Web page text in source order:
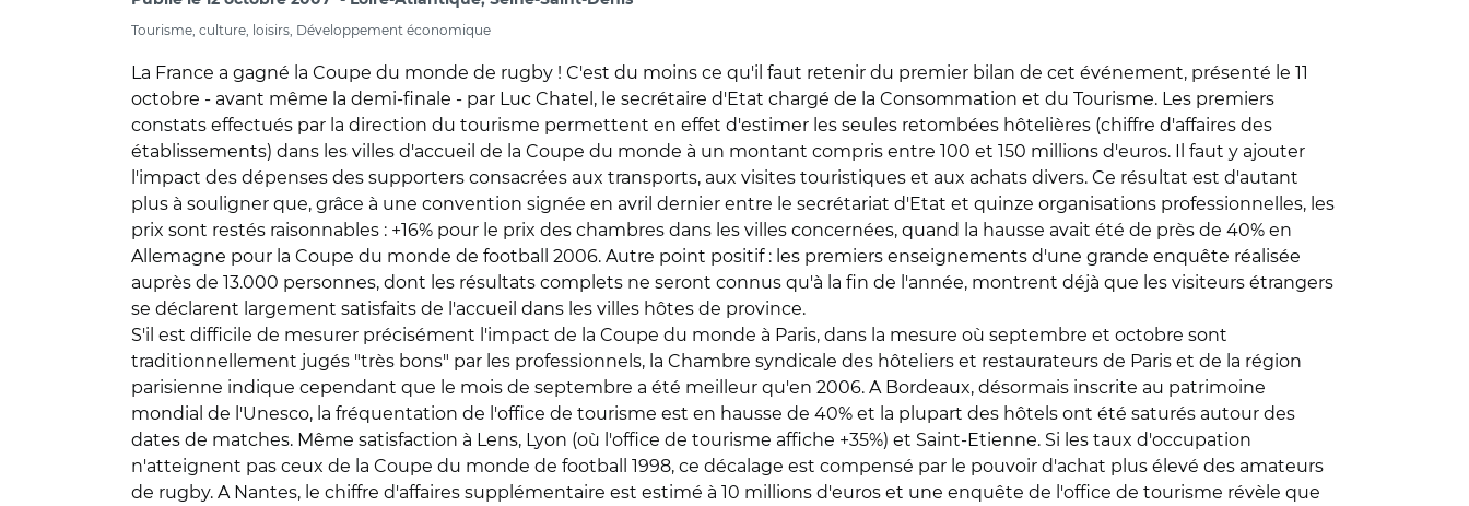
Tourisme, culture, loisirs, Développement économique
La France a gagné la Coupe du monde de rugby ! C'est du moins ce qu'il faut retenir du premier bilan de cet événement, présenté le 11
octobre - avant même la demi-finale - par Luc Chatel, le secrétaire d'Etat chargé de la Consommation et du Tourisme. Les premiers
constats effectués par la direction du tourisme permettent en effet d'estimer les seules retombées hôtelières (chiffre d'affaires des
établissements) dans les villes d'accueil de la Coupe du monde à un montant compris entre 100 et 150 millions d'euros. Il faut y ajouter
l'impact des dépenses des supporters consacrées aux transports, aux visites touristiques et aux achats divers. Ce résultat est d'autant
plus à souligner que, grâce à une convention signée en avril dernier entre le secrétariat d'Etat et quinze organisations professionnelles, les
prix sont restés raisonnables : +16% pour le prix des chambres dans les villes concernées, quand la hausse avait été de près de 40% en
Allemagne pour la Coupe du monde de football 2006. Autre point positif : les premiers enseignements d'une grande enquête réalisée
auprès de 13.000 personnes, dont les résultats complets ne seront connus qu'à la fin de l'année, montrent déjà que les visiteurs étrangers
se déclarent largement satisfaits de l'accueil dans les villes hôtes de province.
S'il est difficile de mesurer précisément l'impact de la Coupe du monde à Paris, dans la mesure où septembre et octobre sont
traditionnellement jugés "très bons" par les professionnels, la Chambre syndicale des hôteliers et restaurateurs de Paris et de la région
parisienne indique cependant que le mois de septembre a été meilleur qu'en 2006. A Bordeaux, désormais inscrite au patrimoine
mondial de l'Unesco, la fréquentation de l'office de tourisme est en hausse de 40% et la plupart des hôtels ont été saturés autour des
dates de matches. Même satisfaction à Lens, Lyon (où l'office de tourisme affiche +35%) et Saint-Etienne. Si les taux d'occupation
n'atteignent pas ceux de la Coupe du monde de football 1998, ce décalage est compensé par le pouvoir d'achat plus élevé des amateurs
de rugby. A Nantes, le chiffre d'affaires supplémentaire est estimé à 10 millions d'euros et une enquête de l'office de tourisme révèle que